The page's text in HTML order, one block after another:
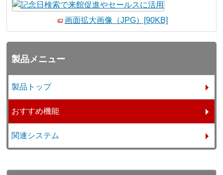
画面拡大画像（JPG）[90KB]
製品メニュー
製品トップ
おすすめ機能
関連システム